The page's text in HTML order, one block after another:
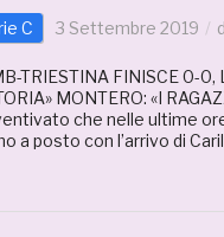
C 3 Settembre 2019
TRIESTINA FINISCE 0-0,
MONTERO: «I
che nelle ultime
a posto con l’arrivo di